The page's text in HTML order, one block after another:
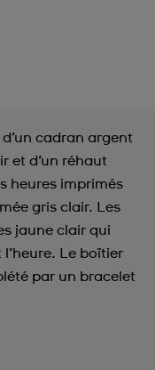
cadran argent
et d’un réhaut
heures imprimés
gris clair. Les
jaune clair qui
Le boîtier
par un bracelet